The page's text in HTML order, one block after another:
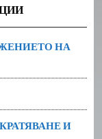
НА
И